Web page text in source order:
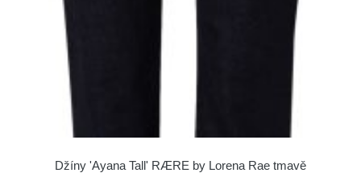
Džíny 'Ayana Tall' RÆRE by Lorena Rae tmavě